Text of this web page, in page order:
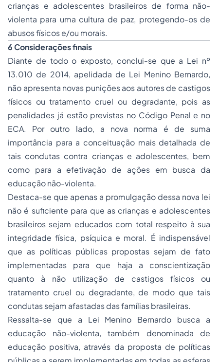
crianças e adolescentes brasileiros de forma não-
violenta para uma cultura de paz, protegendo-os de
abusos físicos e/ou morais.
6 Considerações finais
Diante de todo o exposto, conclui-se que a Lei nº
13.010 de 2014, apelidada de Lei Menino Bernardo,
não apresenta novas punições aos autores de castigos
físicos ou tratamento cruel ou degradante, pois as
penalidades já estão previstas no Código Penal e no
ECA. Por outro lado, a nova norma é de suma
importância para a conceituação mais detalhada de
tais condutas contra crianças e adolescentes, bem
como para a efetivação de ações em busca da
educação não-violenta.
Destaca-se que apenas a promulgação dessa nova lei
não é suficiente para que as crianças e adolescentes
brasileiros sejam educados com total respeito à sua
integridade física, psíquica e moral. É indispensável
que as políticas públicas propostas sejam de fato
implementadas para que haja a conscientização
quanto à não utilização de castigos físicos ou
tratamento cruel ou degradante, de modo que tais
condutas sejam afastadas das famílias brasileiras.
Ressalta-se que a Lei Menino Bernardo busca a
educação não-violenta, também denominada de
educação positiva, através da proposta de políticas